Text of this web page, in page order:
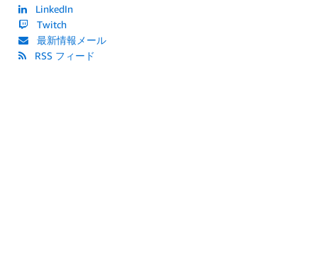
LinkedIn
Twitch
最新情報メール
RSS フィード